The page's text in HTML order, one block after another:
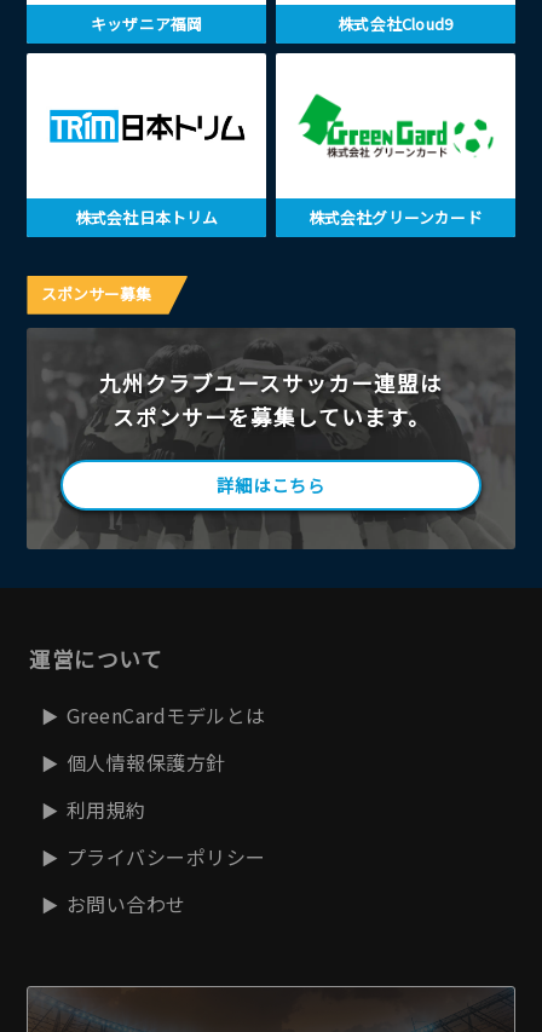
キッザニア福岡 株式会社Cloud9
株式会社日本トリム 株式会社グリーンカード
スポンサー募集
九州クラブユースサッカー連盟は
スポンサーを募集しています。
詳細はこちら
運営について
GreenCardモデルとは
個人情報保護方針
利用規約
プライバシーポリシー
お問い合わせ